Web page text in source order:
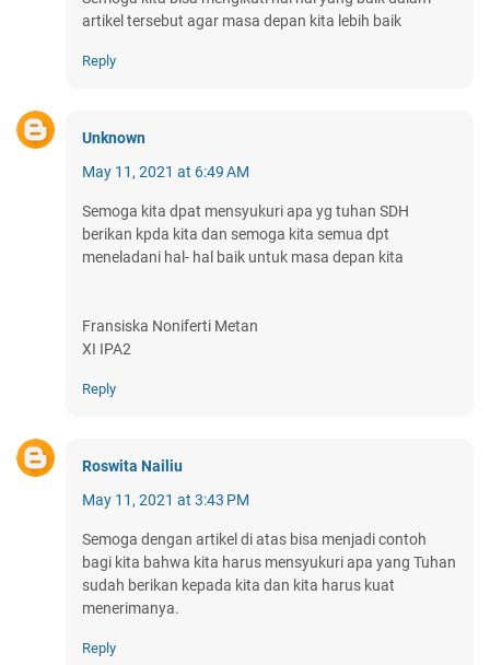
artikel tersebut agar masa depan kita lebih baik
Reply
Unknown
May 11, 2021 at 6:49 AM
Semoga kita dpat mensyukuri apa yg tuhan SDH
berikan kpda kita dan semoga kita semua dpt
meneladani hal- hal baik untuk masa depan kita
Fransiska Noniferti Metan
XI IPA2
Reply
Roswita Nailiu
May 11, 2021 at 3:43 PM
Semoga dengan artikel di atas bisa menjadi contoh
bagi kita bahwa kita harus mensyukuri apa yang Tuhan
sudah berikan kepada kita dan kita harus kuat
menerimanya.
Reply